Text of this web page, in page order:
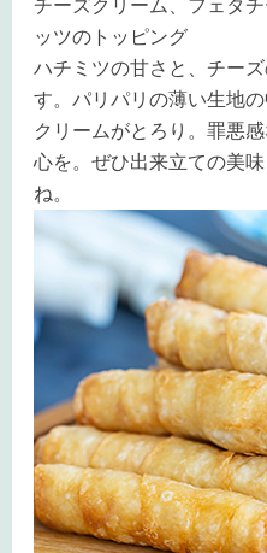
チーズクリーム、フェタ
ッツのトッピング
ハチミツの甘さと、チー
す。パリパリの薄い生地
クリームがとろり。罪悪
心を。ぜひ出来立ての美
ね。